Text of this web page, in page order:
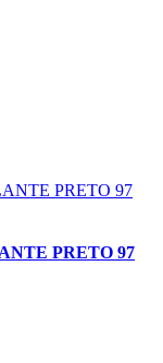
PRETO 97